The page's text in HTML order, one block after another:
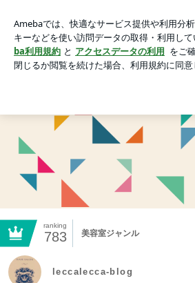
アプリをダウンロードして ブログの更新通知
ょう。
ranking
783 美容室ジャンル
leccalecca-blog